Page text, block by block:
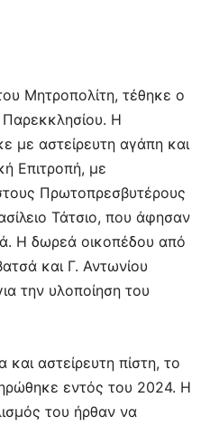
Μητροπολίτη, τέθηκε ο
Παρεκκλησίου. Η
με αστείρευτη αγάπη και
Επιτροπή, με
Πρωτοπρεσβυτέρους
Τάτσιο, που άφησαν
Η δωρεά οικοπέδου από
και Γ. Αντωνίου
την υλοποίηση του
αστείρευτη πίστη, το
εντός του 2024. Η
του ήρθαν να